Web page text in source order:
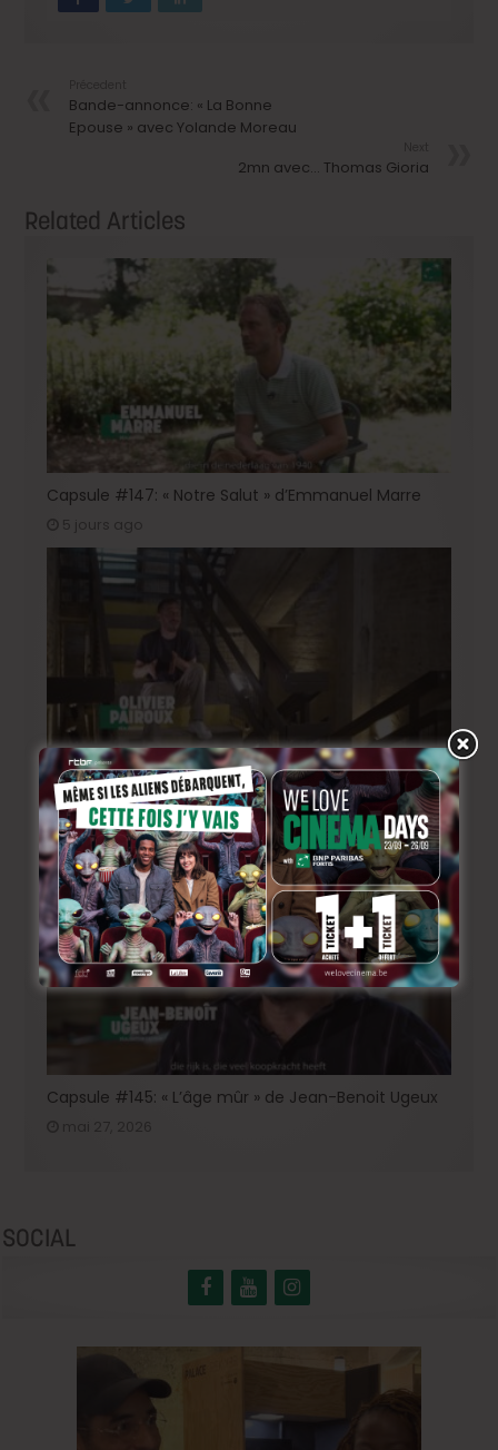
Bande-annonce: « La Bonne
Epouse » avec Yolande Moreau
2mn avec… Thomas Gioria
Related Articles
Capsule #147: « Notre Salut » d’Emmanuel Marre
5 jours ago
Capsule #146: « Vigilante » + « Spider-Man: Brand
New Day »
juillet 1, 2026
Capsule #145: « L’âge mûr » de Jean-Benoit Ugeux
SOCIAL